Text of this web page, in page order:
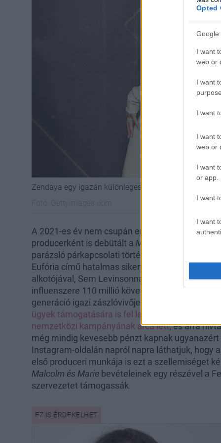
Opted
Google
I want
web or
I want
I want
I want
web or
I want
or app.
I want
I want
Zendaya egy igazán különleges Rick Owens
A 2021-es év nem csupán erről a filmről lesz
producerként is debütált a Malcolm és Marie
parázsló párkapcsolati történetnek egyben az
Eufória című hatalmas sikert arató, és Zendaya
alkotójával, Sem Levinsonnal dolgozott együtt.
influenszere 110 millió követőjével, aki nem
generáció igazi zászlóvivője, és megmutatja a
ügyek támogatására is fel lehet használni
nemzetközi kampányának arca lett, és arra
még mindig kevesebb pénzt kapnak
Instagram-oldalán napról napra láthatjuk, hogy
első produceri munkája is ezt a szellemiséget
Malcolm és Marie bevételeinek egy részével a
szervezetet támogassák.